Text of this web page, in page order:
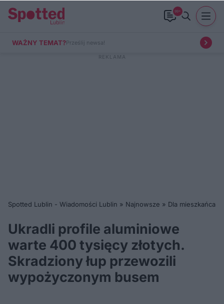
99+
WAŻNY TEMAT?Prześlij newsa!
Spotted Lublin - Wiadomości Lublin » Najnowsze » Dla mieszkańca
Ukradli profile aluminiowe
warte 400 tysięcy złotych.
Skradziony łup przewozili
wypożyczonym busem